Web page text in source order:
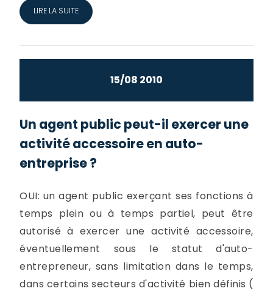
LIRE LA SUITE
15/08 2010
Un agent public peut-il exercer une
activité accessoire en auto-
entreprise ?
OUI: un agent public exerçant ses fonctions à
temps plein ou à temps partiel, peut être
autorisé à exercer une activité accessoire,
éventuellement sous le statut d'auto-
entrepreneur, sans limitation dans le temps,
dans certains secteurs d'activité bien définis (